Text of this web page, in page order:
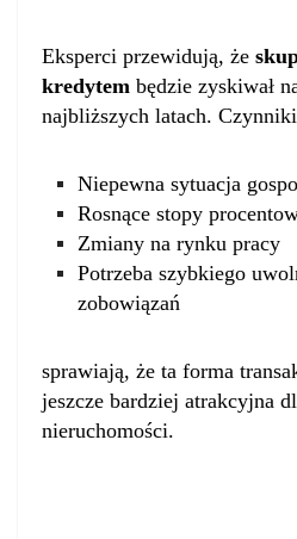
Eksperci przewidują, że
kredytem będzie zyskiwał
najbliższych latach.
Niepewna sytuacja
Rosnące stopy
Zmiany na rynku pracy
Potrzeba szybkiego
zobowiązań
sprawiają, że ta forma
jeszcze bardziej atrakcyjna
nieruchomości.